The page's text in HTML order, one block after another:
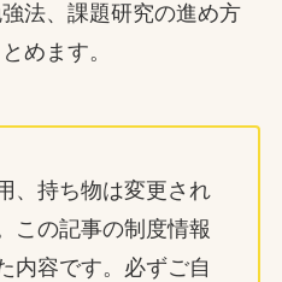
法、課題研究の進め方
めます。
、持ち物は変更され
この記事の制度情報
内容です。必ずご自